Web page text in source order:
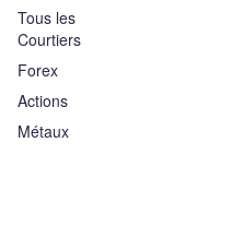
Tous les
Courtiers
Forex
Actions
Métaux